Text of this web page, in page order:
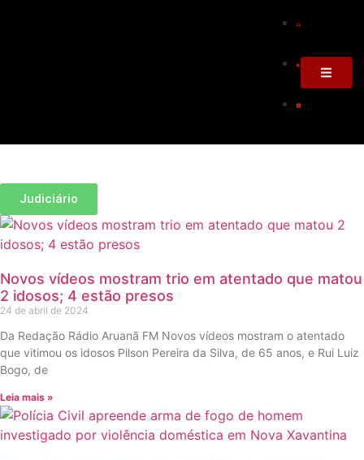
Judiciário
Novos vídeos mostram trio em atentado que matou
2 idosos; 4 estão presos
24 de abril de 2024
Da Redação Rádio Aruanã FM Novos vídeos mostram o atentado
que vitimou os idosos Pilson Pereira da Silva, de 65 anos, e Rui Luiz
Bogo, de
Leia mais »